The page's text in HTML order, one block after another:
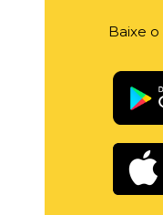
Baixe o